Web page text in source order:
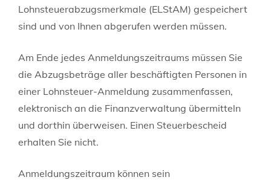
Lohnsteuerabzugsmerkmale (ELStAM) gespeichert
sind und von Ihnen abgerufen werden müssen.
Am Ende jedes Anmeldungszeitraums müssen Sie
die Abzugsbeträge aller beschäftigten Personen in
einer Lohnsteuer-Anmeldung zusammenfassen,
elektronisch an die Finanzverwaltung übermitteln
und dorthin überweisen. Einen Steuerbescheid
erhalten Sie nicht.
Anmeldungszeitraum können sein